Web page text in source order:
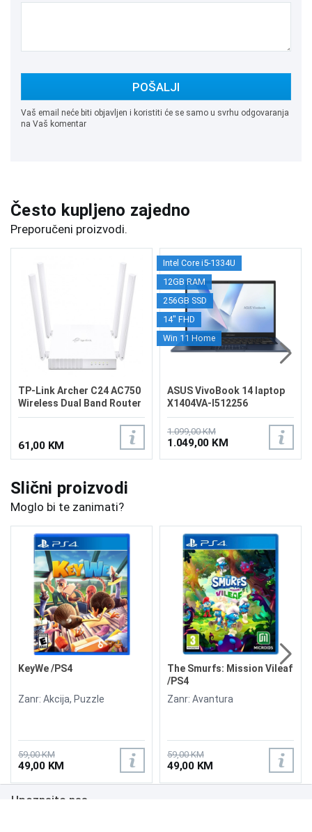
POŠALJI
Vaš email neće biti objavljen i koristiti će se samo u svrhu odgovaranja
na Vaš komentar
Često kupljeno zajedno
Preporučeni proizvodi.
TP-Link Archer C24 AC750
Wireless Dual Band Router
61,00 KM
Intel Core i5-1334U
12GB RAM
256GB SSD
14" FHD
Win 11 Home
ASUS VivoBook 14 laptop
X1404VA-I512256
1.099,00 KM
1.049,00 KM
Slični proizvodi
Moglo bi te zanimati?
KeyWe /PS4
Zanr: Akcija, Puzzle
59,00 KM
49,00 KM
The Smurfs: Mission Vileaf
/PS4
Zanr: Avantura
59,00 KM
49,00 KM
Upoznajte nas